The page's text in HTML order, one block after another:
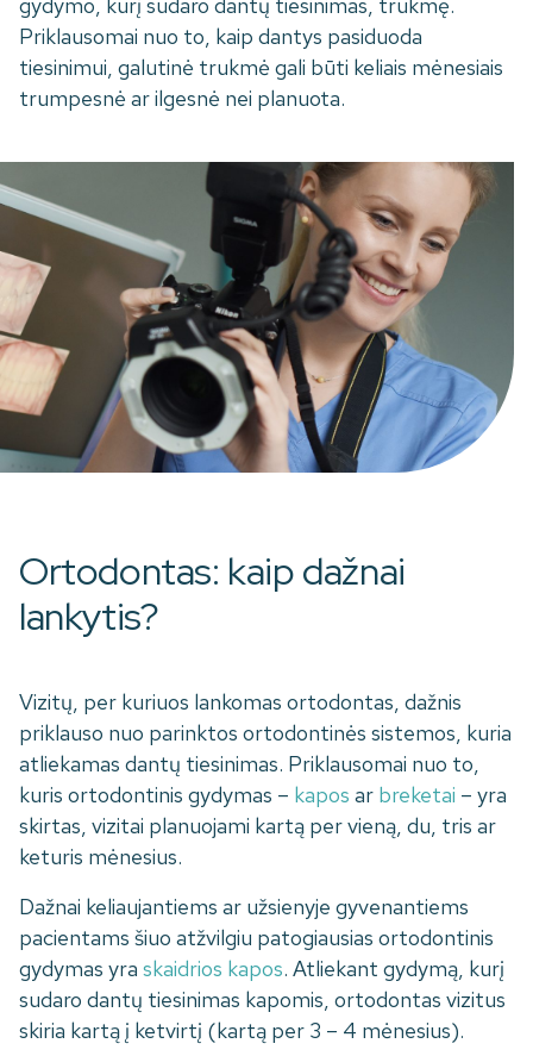
Priklausomai nuo to, kaip dantys pasiduoda
tiesinimui, galutinė trukmė gali būti keliais mėnesiais
trumpesnė ar ilgesnė nei planuota.
Ortodontas: kaip dažnai
lankytis?
Vizitų, per kuriuos lankomas ortodontas, dažnis
priklauso nuo parinktos ortodontinės sistemos, kuria
atliekamas dantų tiesinimas. Priklausomai nuo to,
kuris ortodontinis gydymas – kapos ar breketai – yra
skirtas, vizitai planuojami kartą per vieną, du, tris ar
keturis mėnesius.
Dažnai keliaujantiems ar užsienyje gyvenantiems
pacientams šiuo atžvilgiu patogiausias ortodontinis
gydymas yra skaidrios kapos. Atliekant gydymą, kurį
sudaro dantų tiesinimas kapomis, ortodontas vizitus
skiria kartą į ketvirtį (kartą per 3 – 4 mėnesius).